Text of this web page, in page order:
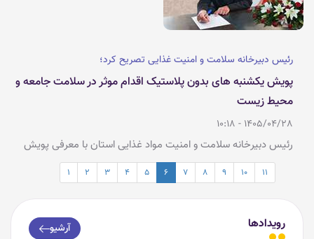
رئیس دبیرخانه سلامت و امنیت غذایی تصریح کرد؛
پویش یکشنبه های بدون پلاستیک اقدام موثر در سلامت جامعه و
محیط زیست
1405/04/28 - 10:18
رئیس دبیرخانه سلامت و امنیت مواد غذایی استان با معرفی پویش
"یکشنبه های بدون پلاستیک"، آن را اقدامی موثر برای حفاظت از سلامت
جامعه، امنیت غذایی و پاسداری از محیط زیست و میراث ارزشمند زاگرس
دانست.
1 2 3 4 5 6 7 8 9 10 11
رویدادها آرشیو